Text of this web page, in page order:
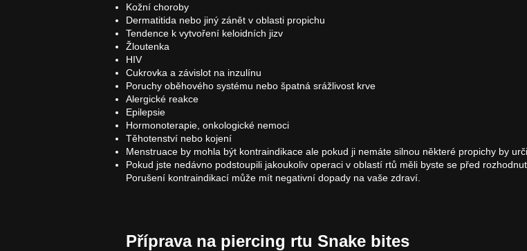
Kožní choroby
Dermatitida nebo jiný zánět v oblasti propichu
Tendence k vytvoření keloidních jizv
Žloutenka
HIV
Cukrovka a závislot na inzulínu
Poruchy oběhového systému nebo špatná srážlivost krve
Alergické reakce
Epilepsie
Hormonoterapie, onkologické nemoci
Těhotenství nebo kojení
Menstruace by mohla být kontraindikace ale pokud ji nemáte silnou některé propichy by
Pokud jste nedávno podstoupili jakoukoliv operaci v oblastí rtů měli byste se před
Porušení kontraindikací může mít negativní dopady na vaše zdraví.
Příprava na piercing rtu Snake bites